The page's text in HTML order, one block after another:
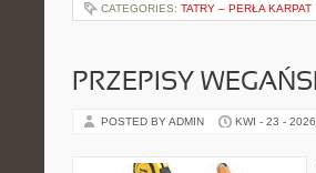
CATEGORIES: TATRY – PERŁA KARPAT
PRZEPISY
POSTED BY ADMIN KWI - 23 - 2026